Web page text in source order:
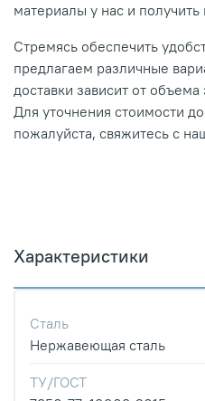
материалы у нас и
Стремясь обеспечить
предлагаем различные
доставки зависит от
Для уточнения стоимости
пожалуйста, свяжитесь с
Характеристики
Сталь
Нержавеющая сталь
ТУ/ГОСТ